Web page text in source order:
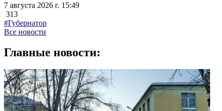
7 августа 2026 г. 15:49
313
#Губернатор
Все новости
Главные новости: